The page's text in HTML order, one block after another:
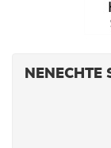
NENECHTE